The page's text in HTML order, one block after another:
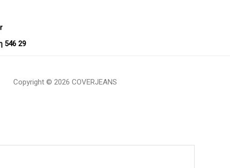
546 29
Copyright © 2026 COVERJEANS